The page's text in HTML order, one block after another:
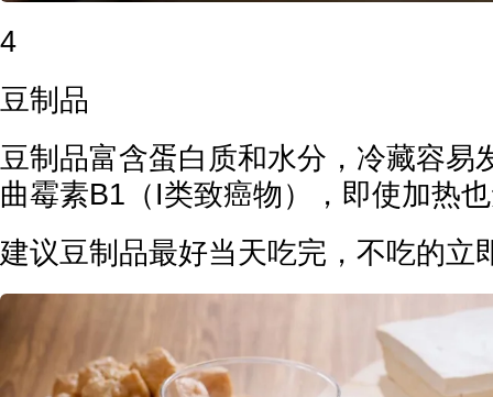
4
豆制品
豆制品富含蛋白质和水分，冷藏容易
曲霉素B1（I类致癌物），即使加热
建议豆制品最好当天吃完，不吃的立